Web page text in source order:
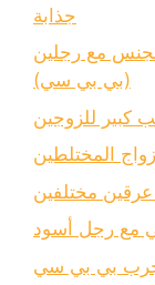
جذابة
مع رجلين
(بي بي سي)
كبير للزوجين
المختلطين
مختلفين
مع رجل أسود